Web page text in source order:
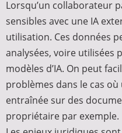
Lorsqu’un collaborateur
sensibles avec une IA
utilisation. Ces données
analysées, voire utilisées
modèles d’IA. On peut
problèmes dans le cas
entraînée sur des
propriétaire par exemple.